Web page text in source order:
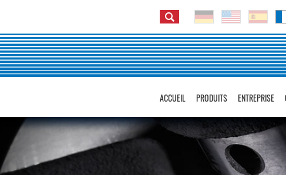
ACCUEIL PRODUITS ENTREPRISE